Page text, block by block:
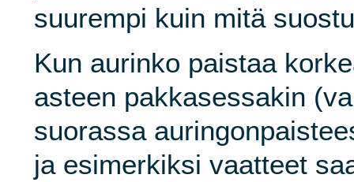
suurempi kuin mitä
Kun aurinko paistaa
asteen pakkasessakin
suorassa
ja esimerkiksi vaatteet